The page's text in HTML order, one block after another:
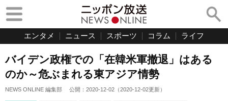
エンタメ ニュース スポーツ コラム ライフ
バイデン政権での「在韓米軍撤退」はある
のか～危ぶまれる東アジア情勢
NEWS ONLINE 編集部 公開： 2020-12-02 （2020-12-02更新）